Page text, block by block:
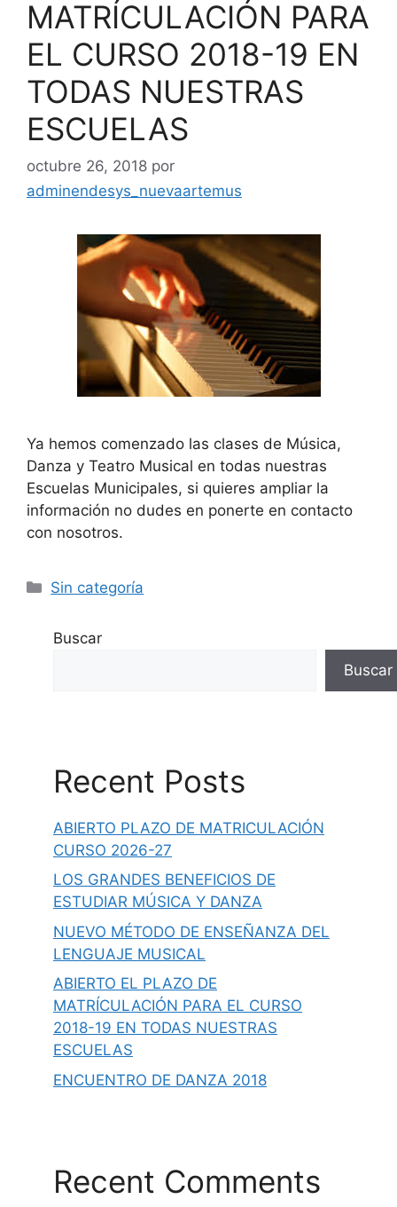
MATRÍCULACIÓN PARA
EL CURSO 2018-19 EN
TODAS NUESTRAS
ESCUELAS
octubre 26, 2018 por
adminendesys_nuevaartemus
Ya hemos comenzado las clases de Música,
Danza y Teatro Musical en todas nuestras
Escuelas Municipales, si quieres ampliar la
información no dudes en ponerte en contacto
con nosotros.
Sin categoría
Buscar
Buscar
Recent Posts
ABIERTO PLAZO DE MATRICULACIÓN
CURSO 2026-27
LOS GRANDES BENEFICIOS DE
ESTUDIAR MÚSICA Y DANZA
NUEVO MÉTODO DE ENSEÑANZA DEL
LENGUAJE MUSICAL
ABIERTO EL PLAZO DE
MATRÍCULACIÓN PARA EL CURSO
2018-19 EN TODAS NUESTRAS
ESCUELAS
ENCUENTRO DE DANZA 2018
Recent Comments